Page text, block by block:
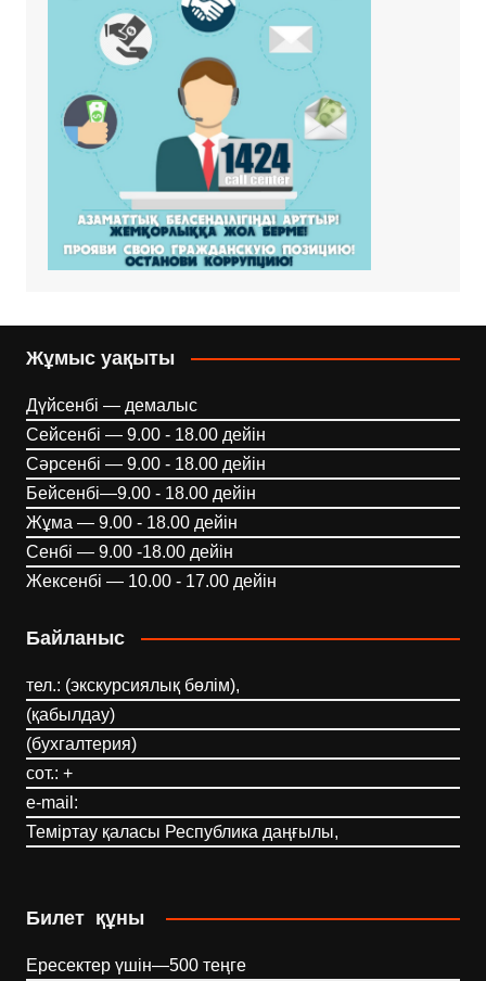
Жұмыс уақыты
Дүйсенбі — демалыс
Сейсенбі — 9.00 - 18.00 дейін
Сәрсенбі — 9.00 - 18.00 дейін
Бейсенбі—9.00 - 18.00 дейін
Жұма — 9.00 - 18.00 дейін
Сенбі — 9.00 -18.00 дейін
Жексенбі — 10.00 - 17.00 дейін
Байланыс
тел.: (экскурсиялық бөлім),
(қабылдау)
(бухгалтерия)
сот.: +
e-mail:
Теміртау қаласы Республика даңғылы,
Билет құны
Ересектер үшін—500 теңге